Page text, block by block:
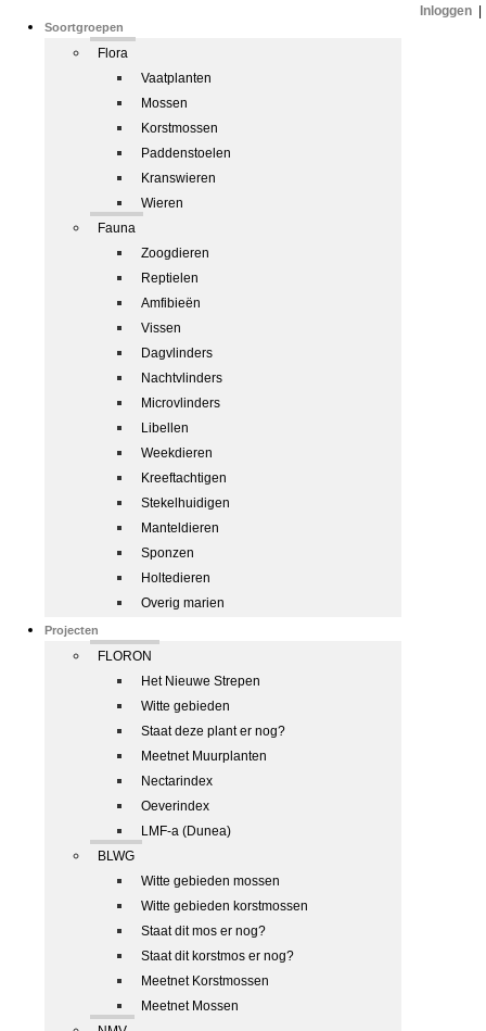
Soortgroepen
Flora
Vaatplanten
Mossen
Korstmossen
Paddenstoelen
Kranswieren
Wieren
Fauna
Zoogdieren
Reptielen
Amfibieën
Vissen
Dagvlinders
Nachtvlinders
Microvlinders
Libellen
Weekdieren
Kreeftachtigen
Stekelhuidigen
Manteldieren
Sponzen
Holtedieren
Overig marien
Projecten
FLORON
Het Nieuwe Strepen
Witte gebieden
Staat deze plant er nog?
Meetnet Muurplanten
Nectarindex
Oeverindex
LMF-a (Dunea)
BLWG
Witte gebieden mossen
Witte gebieden korstmossen
Staat dit mos er nog?
Staat dit korstmos er nog?
Meetnet Korstmossen
Meetnet Mossen
Inloggen